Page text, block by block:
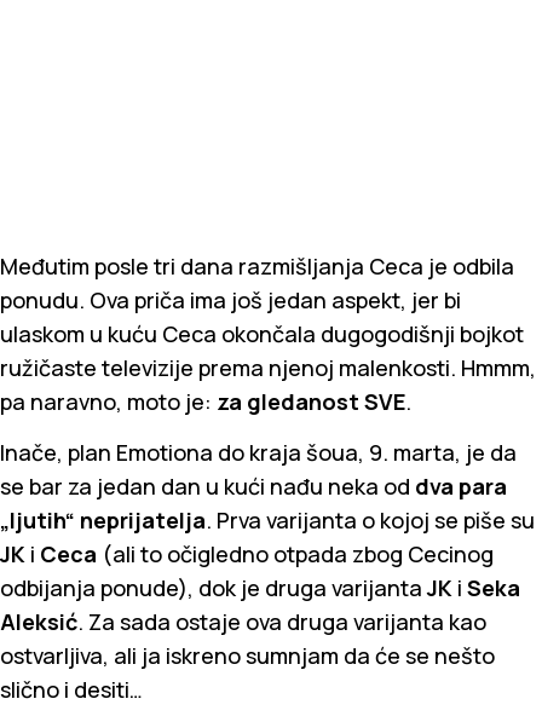
Međutim posle tri dana razmišljanja Ceca je odbila
ponudu. Ova priča ima još jedan aspekt, jer bi
ulaskom u kuću Ceca okončala dugogodišnji bojkot
ružičaste televizije prema njenoj malenkosti. Hmmm,
pa naravno, moto je: za gledanost SVE.
Inače, plan Emotiona do kraja šoua, 9. marta, je da
se bar za jedan dan u kući nađu neka od dva para
„ljutih“ neprijatelja. Prva varijanta o kojoj se piše su
JK i Ceca (ali to očigledno otpada zbog Cecinog
odbijanja ponude), dok je druga varijantaJK i Seka
Aleksić. Za sada ostaje ova druga varijanta kao
ostvarljiva, ali ja iskreno sumnjam da će se nešto
slično i desiti…